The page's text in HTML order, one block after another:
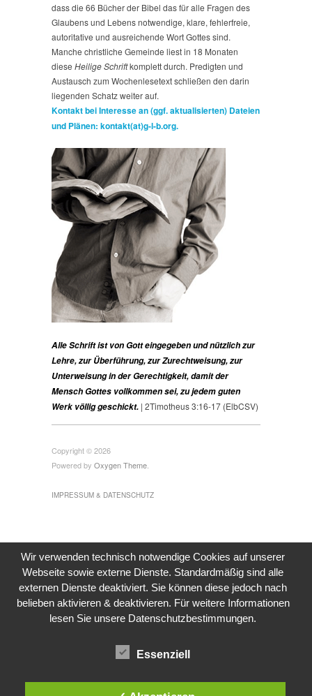
dass die 66 Bücher der Bibel das für alle Fragen des
Glaubens und Lebens notwendige, klare, fehlerfreie,
autoritative und ausreichende Wort Gottes sind.
Manche christliche Gemeinde liest in 18 Monaten
diese Heilige Schriftkomplett durch. Predigten und
Austausch zum Wochenlesetext schließen den darin
liegenden Schatz weiter auf.
Kontakt bei Interesse an (ggf. aktualisierten) Dateien
und Plänen: kontakt(at)g-l-b.org.
Alle Schrift ist von Gott eingegeben und nützlich zur
Lehre, zur Überführung, zur Zurechtweisung, zur
Unterweisung in der Gerechtigkeit, damit der
Mensch Gottes vollkommen sei, zu jedem guten
Werk völlig geschickt. | 2Timotheus 3:16-17 (ElbCSV)
Copyright © 2026
Powered by Oxygen Theme.
IMPRESSUM & DATENSCHUTZ
Wir verwenden technisch notwendige Cookies auf unserer
Webseite sowie externe Dienste. Standardmäßig sind alle
externen Dienste deaktiviert. Sie können diese jedoch nach
belieben aktivieren & deaktivieren. Für weitere Informationen
lesen Sie unsere Datenschutzbestimmungen.
Essenziell